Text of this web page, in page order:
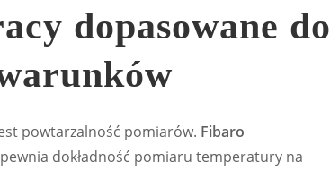
dopasowane do
powtarzalność pomiarów. Fibaro
dokładność pomiaru temperatury na